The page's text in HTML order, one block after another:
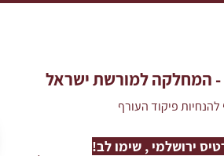
המחלקה למורשת ישראל
פיקוד העורף
ירושלמי , שימו לב!